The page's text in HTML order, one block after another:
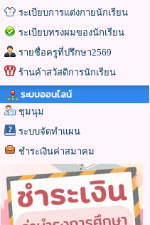
ระเบียบการแต่งกายนักเรียน
ระเบียบทรงผมของนักเรียน
รายชื่อครูที่ปรึกษา2569
ร้านค้าสวัสดิการนักเรียน
ระบบออนไลน์
ชุมนุม
ระบบจัดทำแผน
ชำระเงินค่าสมาคม